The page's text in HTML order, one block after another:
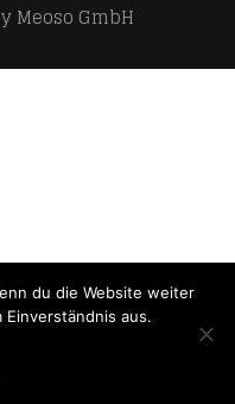
Meoso GmbH
du die Website weiter
aus.